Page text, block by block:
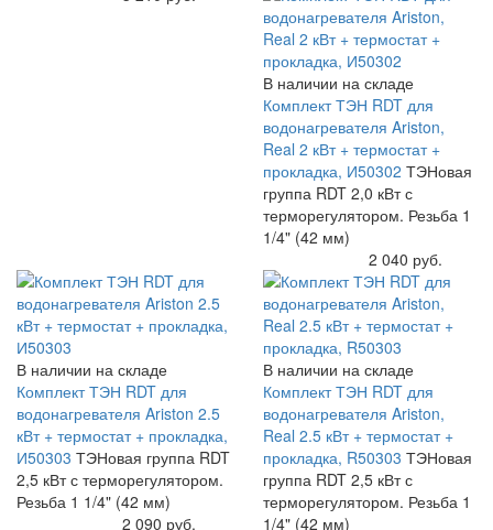
В наличии на складе
Комплект ТЭН RDT для
водонагревателя Ariston,
Real 2 кВт + термостат +
прокладка, И50302 ТЭНовая
группа RDT 2,0 кВт с
терморегулятором. Резьба 1
1/4" (42 мм)
2 040 руб.
В наличии на складе
Комплект ТЭН RDT для
водонагревателя Ariston 2.5
кВт + термостат + прокладка,
И50303 ТЭНовая группа RDT
2,5 кВт с терморегулятором.
Резьба 1 1/4" (42 мм)
2 090 руб.
В наличии на складе
Комплект ТЭН RDT для
водонагревателя Ariston,
Real 2.5 кВт + термостат +
прокладка, R50303 ТЭНовая
группа RDT 2,5 кВт с
терморегулятором. Резьба 1
1/4" (42 мм)